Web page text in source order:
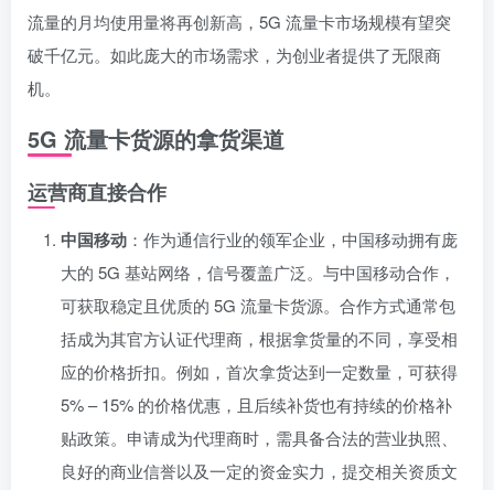
流量的月均使用量将再创新高，5G 流量卡市场规模有望突
破千亿元。如此庞大的市场需求，为创业者提供了无限商
机。
5G 流量卡货源的拿货渠道
运营商直接合作
中国移动 ：作为通信行业的领军企业，中国移动拥有庞
大的 5G 基站网络，信号覆盖广泛。与中国移动合作，
可获取稳定且优质的 5G 流量卡货源。合作方式通常包
括成为其官方认证代理商，根据拿货量的不同，享受相
应的价格折扣。例如，首次拿货达到一定数量，可获得
5% – 15% 的价格优惠，且后续补货也有持续的价格补
贴政策。申请成为代理商时，需具备合法的营业执照、
良好的商业信誉以及一定的资金实力，提交相关资质文